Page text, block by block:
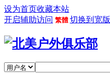
设为首页收藏本站
开启辅助访问 繁體 切换到宽版